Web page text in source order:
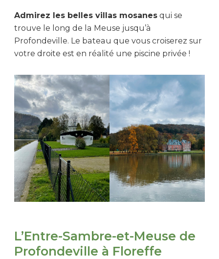
Admirez les belles villas mosanes qui se
trouve le long de la Meuse jusqu’à
Profondeville. Le bateau que vous croiserez sur
votre droite est en réalité une piscine privée !
L’Entre-Sambre-et-Meuse de
Profondeville à Floreffe